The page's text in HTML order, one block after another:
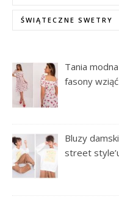
ŚWIĄTECZNE SWETRY
Tania
fasony
Bluzy
street